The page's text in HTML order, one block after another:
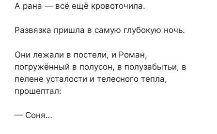
А рана — всё ещё кровоточила.
Развязка пришла в самую глубокую ночь.
Они лежали в постели, и Роман,
погружённый в полусон, в полузабытьи, в
пелене усталости и телесного тепла,
прошептал:
— Соня…